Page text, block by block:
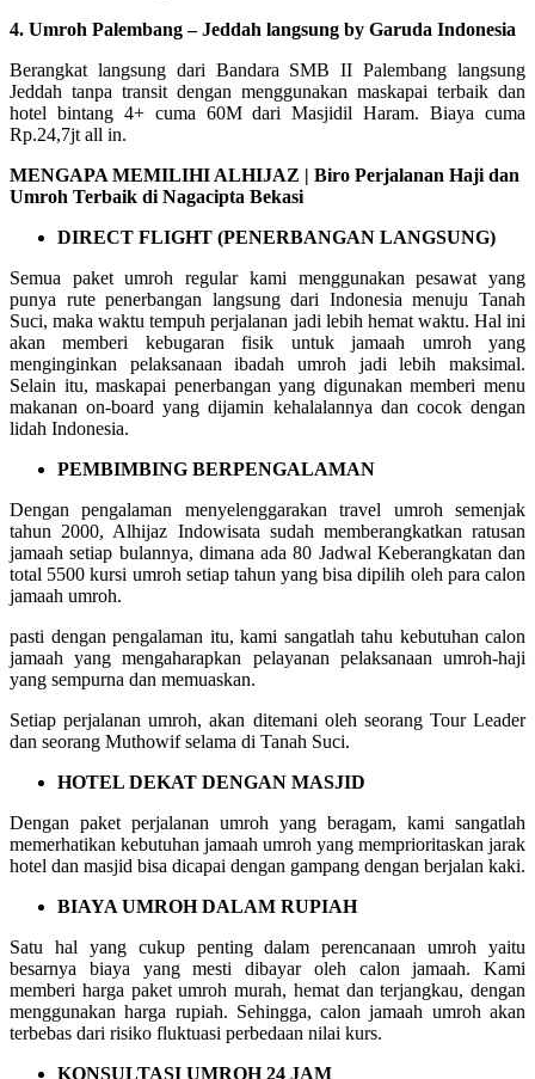
4. Umroh Palembang – Jeddah langsung by Garuda Indonesia
Berangkat langsung dari Bandara SMB II Palembang langsung
Jeddah tanpa transit dengan menggunakan maskapai terbaik dan
hotel bintang 4+ cuma 60M dari Masjidil Haram. Biaya cuma
Rp.24,7jt all in.
MENGAPA MEMILIHI ALHIJAZ | Biro Perjalanan Haji dan
Umroh Terbaik di Nagacipta Bekasi
DIRECT FLIGHT (PENERBANGAN LANGSUNG)
Semua paket umroh regular kami menggunakan pesawat yang
punya rute penerbangan langsung dari Indonesia menuju Tanah
Suci, maka waktu tempuh perjalanan jadi lebih hemat waktu. Hal ini
akan memberi kebugaran fisik untuk jamaah umroh yang
menginginkan pelaksanaan ibadah umroh jadi lebih maksimal.
Selain itu, maskapai penerbangan yang digunakan memberi menu
makanan on-board yang dijamin kehalalannya dan cocok dengan
lidah Indonesia.
PEMBIMBING BERPENGALAMAN
Dengan pengalaman menyelenggarakan travel umroh semenjak
tahun 2000, Alhijaz Indowisata sudah memberangkatkan ratusan
jamaah setiap bulannya, dimana ada 80 Jadwal Keberangkatan dan
total 5500 kursi umroh setiap tahun yang bisa dipilih oleh para calon
jamaah umroh.
pasti dengan pengalaman itu, kami sangatlah tahu kebutuhan calon
jamaah yang mengaharapkan pelayanan pelaksanaan umroh-haji
yang sempurna dan memuaskan.
Setiap perjalanan umroh, akan ditemani oleh seorang Tour Leader
dan seorang Muthowif selama di Tanah Suci.
HOTEL DEKAT DENGAN MASJID
Dengan paket perjalanan umroh yang beragam, kami sangatlah
memerhatikan kebutuhan jamaah umroh yang memprioritaskan jarak
hotel dan masjid bisa dicapai dengan gampang dengan berjalan kaki.
BIAYA UMROH DALAM RUPIAH
Satu hal yang cukup penting dalam perencanaan umroh yaitu
besarnya biaya yang mesti dibayar oleh calon jamaah. Kami
memberi harga paket umroh murah, hemat dan terjangkau, dengan
menggunakan harga rupiah. Sehingga, calon jamaah umroh akan
terbebas dari risiko fluktuasi perbedaan nilai kurs.
KONSULTASI UMROH 24 JAM